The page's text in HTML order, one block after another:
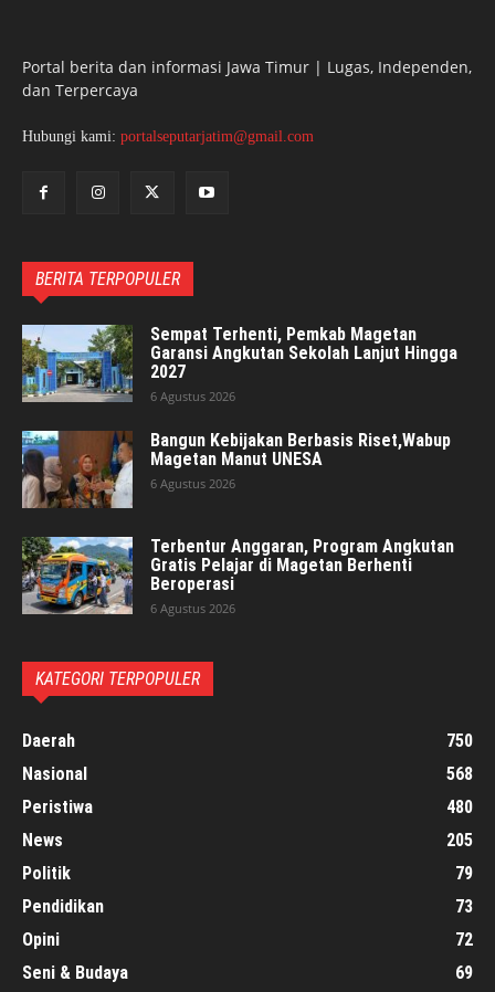
Portal berita dan informasi Jawa Timur | Lugas, Independen,
dan Terpercaya
Hubungi kami: portalseputarjatim@gmail.com
BERITA TERPOPULER
Sempat Terhenti, Pemkab Magetan
Garansi Angkutan Sekolah Lanjut Hingga
2027
6 Agustus 2026
Bangun Kebijakan Berbasis Riset,Wabup
Magetan Manut UNESA
6 Agustus 2026
Terbentur Anggaran, Program Angkutan
Gratis Pelajar di Magetan Berhenti
Beroperasi
6 Agustus 2026
KATEGORI TERPOPULER
Daerah
750
Nasional
568
Peristiwa
480
News
205
Politik
79
Pendidikan
73
Opini
72
Seni & Budaya
69